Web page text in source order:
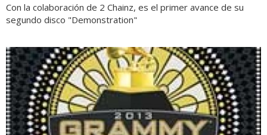
Con la colaboración de 2 Chainz, es el primer avance de su
segundo disco "Demonstration"